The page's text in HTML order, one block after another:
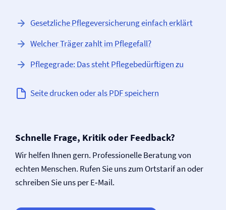
Gesetzliche Pflege­versicherung einfach erklärt
Welcher Träger zahlt im Pflegefall?
Pflegegrade: Das steht Pflegebedürftigen zu
Seite drucken oder als PDF speichern
Schnelle Frage, Kritik oder Feedback?
Wir helfen Ihnen gern. Professionelle Beratung von
echten Menschen. Rufen Sie uns zum Ortstarif an oder
schreiben Sie uns per E‑Mail.